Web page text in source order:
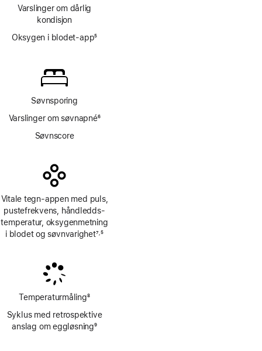
Varslinger om dårlig
kondisjon
Oksygen i blodet-app5
Søvnsporing
Varslinger om søvnapné6
Søvnscore
Vitale tegn-appen med puls,
pustefrekvens, håndledds­
temperatur, oksygen­metning
i blodet og søvnvarighet7 ,5
Temperaturmåling8
Syklus med retrospektive
anslag om eggløsning9